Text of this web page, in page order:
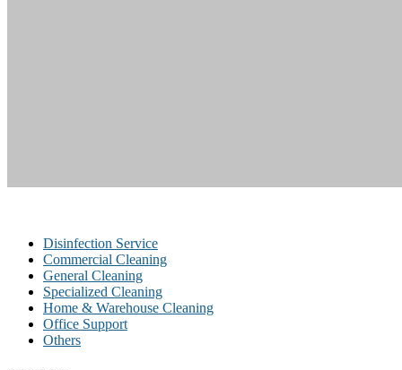
Disinfection Service
Commercial Cleaning
General Cleaning
Specialized Cleaning
Home & Warehouse Cleaning
Office Support
Others